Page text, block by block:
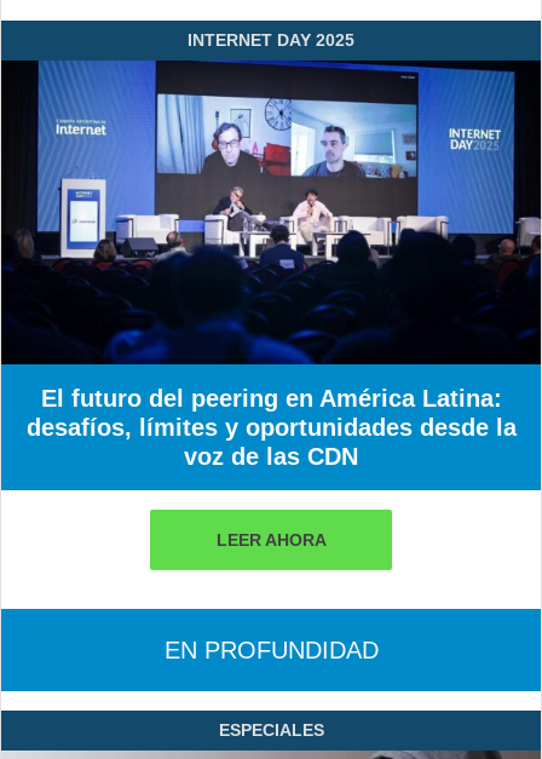
INTERNET DAY 2025
El futuro del peering en América Latina:
desafíos, límites y oportunidades desde la
voz de las CDN
LEER AHORA
EN PROFUNDIDAD
ESPECIALES